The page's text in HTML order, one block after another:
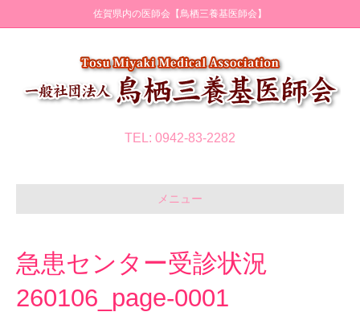
佐賀県内の医師会【鳥栖三養基医師会】
TEL: 0942-83-2282
メニュー
急患センター受診状況
260106_page-0001